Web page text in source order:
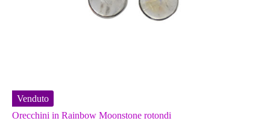
Venduto
Orecchini in Rainbow Moonstone rotondi